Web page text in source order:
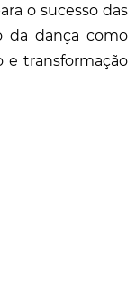
o sucesso das
da dança como
e transformação